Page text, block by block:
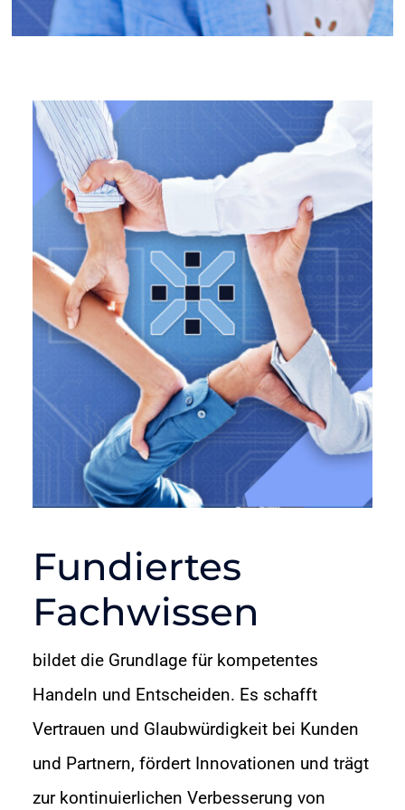
SHOP
Fundiertes
Fachwissen
bildet die Grundlage für kompetentes
Handeln und Entscheiden. Es schafft
Vertrauen und Glaubwürdigkeit bei Kunden
und Partnern, fördert Innovationen und trägt
zur kontinuierlichen Verbesserung von